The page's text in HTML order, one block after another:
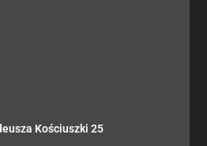
Kościuszki 25